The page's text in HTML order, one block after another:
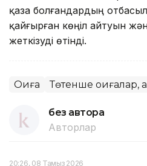
қаза болғандардың
қайғырған көңіл айтуын
жеткізуді өтінді.
Оқиға Төтенше оқиғалар,
без автора
Авторлар
20:26, 08 Тамыз 2026